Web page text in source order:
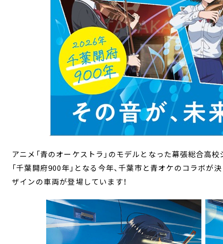
アニメ「青のオーケストラ」のモデルとなった幕張総合高
「千葉開府900年」となる今年、千葉市と青オケのコラボが
ザインの車両が登場しています！